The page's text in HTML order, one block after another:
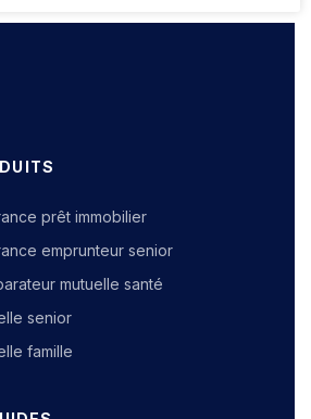
prêt immobilier
emprunteur senior
mutuelle santé
senior
famille